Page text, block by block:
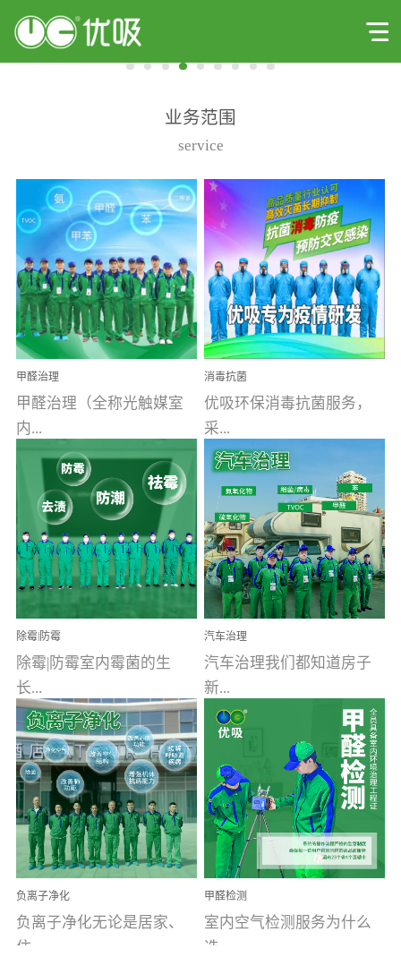
业务范围
service
甲醛治理
甲醛治理（全称光触媒室
内...
空气污染净化治理）工业
文明的进步，创造了多姿
多彩的家居产品和生活情
调，但也带来了以甲醛为
首的室内...
消毒抗菌
优吸环保消毒抗菌服务，
采...
用行业公认奥维牌消毒
液，具备杀死人体冠状病
毒的功效，杀菌率
99.99%。相对于传统消毒
液来说，无...
除霉|防霉
除霉|防霉室内霉菌的生
长...
受温度、湿度、基质养
分、通风四个条件影响，
温暖潮湿、营养物质多、
通风缓慢的空间最易滋生
大量霉菌的...
汽车治理
汽车治理我们都知道房子
新...
装修完会有甲醛，其实汽
车的甲醛超标问题更为严
重。汽车的空间范围小，
配件、皮具、装饰多，这
些都是汽...
负离子净化
负离子净化无论是居家、
住...
甲醛检测
室内空气检测服务为什么
选...